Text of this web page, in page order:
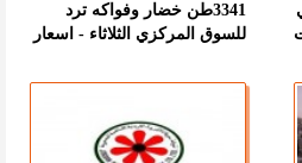
3341طن خضار وفواكه ترد
للسوق المركزي الثلاثاء - اسعار